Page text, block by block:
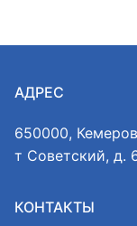
АДРЕС
650000,
т Советский, д.
КОНТАКТЫ